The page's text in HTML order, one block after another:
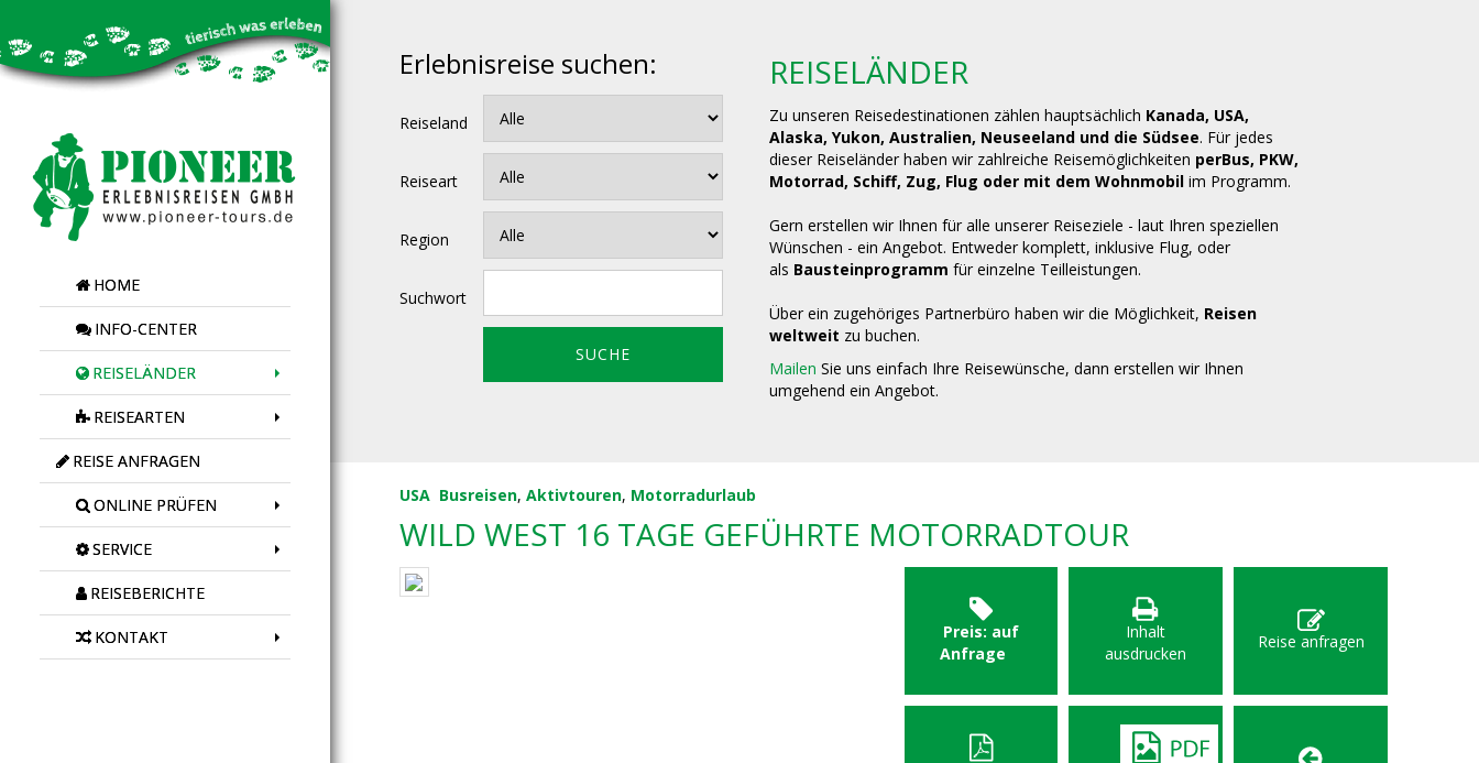
HOME
INFO-CENTER
REISELÄNDER
REISEARTEN
REISE ANFRAGEN
ONLINE PRÜFEN
SERVICE
REISEBERICHTE
KONTAKT
Erlebnisreise suchen:
Reiseland
Reiseart
Region
Suchwort
REISELÄNDER
Zu unseren Reisedestinationen zählen hauptsächlich Kanada, USA,
Alaska, Yukon, Australien, Neuseeland und die Südsee. Für jedes
dieser Reiseländer haben wir zahlreiche Reisemöglichkeiten perBus, PKW,
Motorrad, Schiff, Zug, Flug oder mit dem Wohnmobilim Programm.
Gern erstellen wir Ihnen für alle unserer Reiseziele - laut Ihren speziellen
Wünschen - ein Angebot. Entweder komplett, inklusive Flug, oder
als Bausteinprogramm für einzelne Teilleistungen.
Über ein zugehöriges Partnerbüro haben wir die Möglichkeit, Reisen
weltweit zu buchen.
Mailen Sie uns einfach Ihre Reisewünsche, dann erstellen wir Ihnen
umgehend ein Angebot.
USA Busreisen, Aktivtouren, Motorradurlaub
WILD WEST 16 TAGE GEFÜHRTE MOTORRADTOUR
Preis: auf
Anfrage
Inhalt
ausdrucken
Reise anfragen